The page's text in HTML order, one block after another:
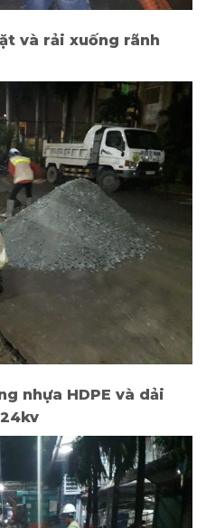
và rải xuống rãnh
nhựa HDPE và dải